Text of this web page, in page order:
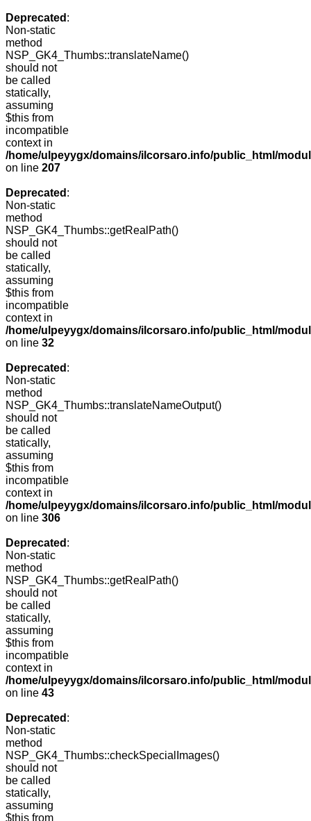
Deprecated :
Non-static
method
NSP_GK4_Thumbs::translateName()
should not
be called
statically,
assuming
$this from
incompatible
context in
/home/ulpeyygx/domains/ilcorsaro.info/public_html/
on line 207
Deprecated :
Non-static
method
NSP_GK4_Thumbs::getRealPath()
should not
be called
statically,
assuming
$this from
incompatible
context in
/home/ulpeyygx/domains/ilcorsaro.info/public_html/
on line 32
Deprecated :
Non-static
method
NSP_GK4_Thumbs::translateNameOutput()
should not
be called
statically,
assuming
$this from
incompatible
context in
/home/ulpeyygx/domains/ilcorsaro.info/public_html/
on line 306
Deprecated :
Non-static
method
NSP_GK4_Thumbs::getRealPath()
should not
be called
statically,
assuming
$this from
incompatible
context in
/home/ulpeyygx/domains/ilcorsaro.info/public_html/
on line 43
Deprecated :
Non-static
method
NSP_GK4_Thumbs::checkSpecialImages()
should not
be called
statically,
assuming
$this from